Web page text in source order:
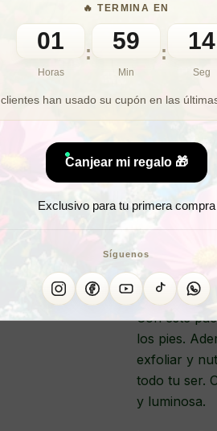
🔥 TERMINA EN
01
Horas
: 59
Min
: 12
Seg
clientes han usado su cupón en las
Canjear mi regalo 🎁
Exclusivo para tu primera compra
Síguenos
¡El pack
dinámico de
Cuerpo de
Nuestro
tu hogar.
botánicos,
Sus
muertas,
lista para
Con este
los pies.
exfoliar y
todo tu ser.
y luminosa.